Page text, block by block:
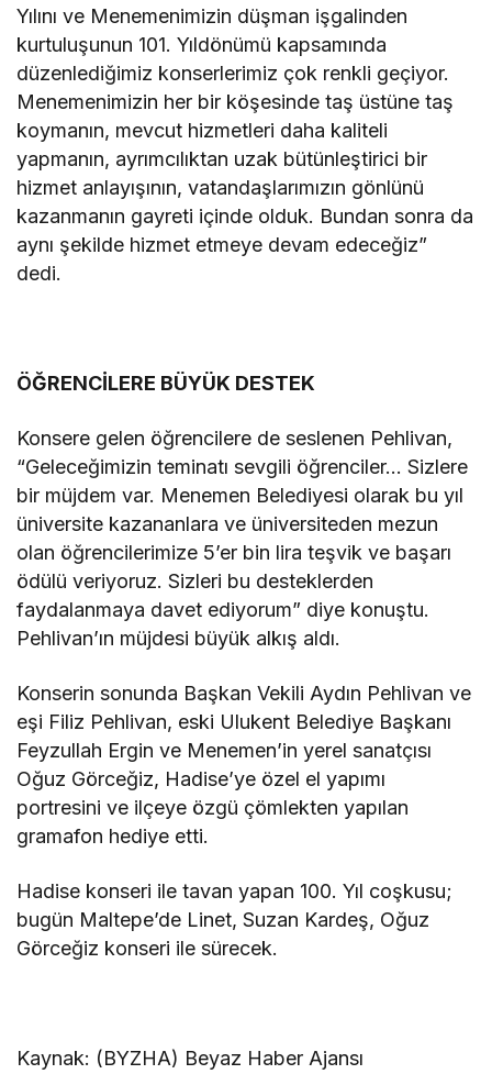
Yılını ve Menemenimizin düşman işgalinden
kurtuluşunun 101. Yıldönümü kapsamında
düzenlediğimiz konserlerimiz çok renkli geçiyor.
Menemenimizin her bir köşesinde taş üstüne taş
koymanın, mevcut hizmetleri daha kaliteli
yapmanın, ayrımcılıktan uzak bütünleştirici bir
hizmet anlayışının, vatandaşlarımızın gönlünü
kazanmanın gayreti içinde olduk. Bundan sonra da
aynı şekilde hizmet etmeye devam edeceğiz”
dedi.
ÖĞRENCİLERE BÜYÜK DESTEK
Konsere gelen öğrencilere de seslenen Pehlivan,
“Geleceğimizin teminatı sevgili öğrenciler… Sizlere
bir müjdem var. Menemen Belediyesi olarak bu yıl
üniversite kazananlara ve üniversiteden mezun
olan öğrencilerimize 5’er bin lira teşvik ve başarı
ödülü veriyoruz. Sizleri bu desteklerden
faydalanmaya davet ediyorum” diye konuştu.
Pehlivan’ın müjdesi büyük alkış aldı.
Konserin sonunda Başkan Vekili Aydın Pehlivan ve
eşi Filiz Pehlivan, eski Ulukent Belediye Başkanı
Feyzullah Ergin ve Menemen’in yerel sanatçısı
Oğuz Görceğiz, Hadise’ye özel el yapımı
portresini ve ilçeye özgü çömlekten yapılan
gramafon hediye etti.
Hadise konseri ile tavan yapan 100. Yıl coşkusu;
bugün Maltepe’de Linet, Suzan Kardeş, Oğuz
Görceğiz konseri ile sürecek.
Kaynak: (BYZHA) Beyaz Haber Ajansı